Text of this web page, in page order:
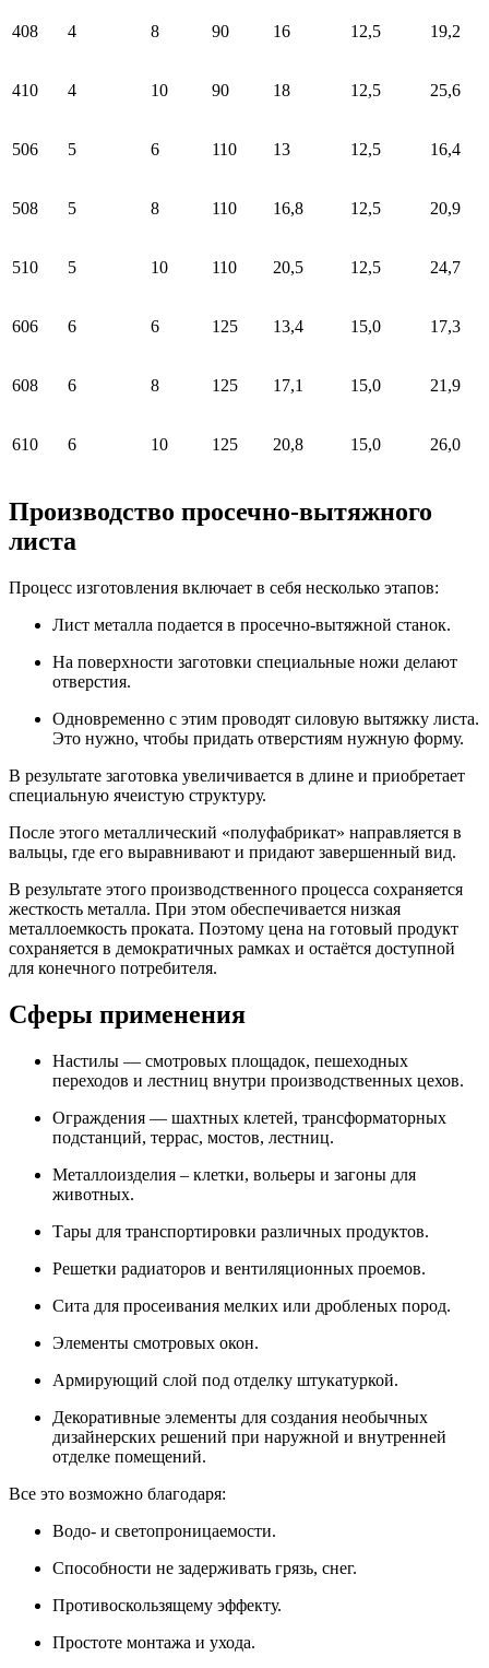
408 4 8 90 16 12,5 19,2
410 4 10 90 18 12,5 25,6
506 5 6 110 13 12,5 16,4
508 5 8 110 16,8 12,5 20,9
510 5 10 110 20,5 12,5 24,7
606 6 6 125 13,4 15,0 17,3
608 6 8 125 17,1 15,0 21,9
610 6 10 125 20,8 15,0 26,0
Производство просечно-вытяжного
листа
Процесс изготовления включает в себя несколько этапов:
Лист металла подается в просечно-вытяжной станок.
На поверхности заготовки специальные ножи делают
отверстия.
Одновременно с этим проводят силовую вытяжку листа.
Это нужно, чтобы придать отверстиям нужную форму.
В результате заготовка увеличивается в длине и приобретает
специальную ячеистую структуру.
После этого металлический «полуфабрикат» направляется в
вальцы, где его выравнивают и придают завершенный вид.
В результате этого производственного процесса сохраняется
жесткость металла. При этом обеспечивается низкая
металлоемкость проката. Поэтому цена на готовый продукт
сохраняется в демократичных рамках и остаётся доступной
для конечного потребителя.
Сферы применения
Настилы — смотровых площадок, пешеходных
переходов и лестниц внутри производственных цехов.
Ограждения — шахтных клетей, трансформаторных
подстанций, террас, мостов, лестниц.
Металлоизделия – клетки, вольеры и загоны для
животных.
Тары для транспортировки различных продуктов.
Решетки радиаторов и вентиляционных проемов.
Сита для просеивания мелких или дробленых пород.
Элементы смотровых окон.
Армирующий слой под отделку штукатуркой.
Декоративные элементы для создания необычных
дизайнерских решений при наружной и внутренней
отделке помещений.
Все это возможно благодаря:
Водо- и светопроницаемости.
Способности не задерживать грязь, снег.
Противоскользящему эффекту.
Простоте монтажа и ухода.